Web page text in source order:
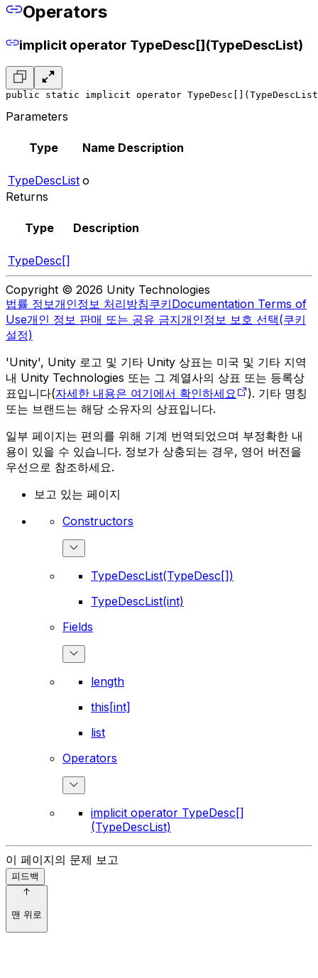
Operators
implicit operator TypeDesc[](TypeDescList)
public static implicit operator
Parameters
Type Name Description
TypeDescList o
Returns
Type Description
TypeDesc[]
Copyright © 2026 Unity Technologies
법률 정보개인정보 처리방침쿠키Documentation Terms of
Use개인 정보 판매 또는 공유 금지개인정보 보호 선택(쿠키
설정)
'Unity', Unity 로고 및 기타 Unity 상표는 미국 및 기타 지역
내 Unity Technologies 또는 그 계열사의 상표 또는 등록상
표입니다(자세한 내용은 여기에서 확인하세요
). 기타 명칭
또는 브랜드는 해당 소유자의 상표입니다.
일부 페이지는 편의를 위해 기계 번역되었으며 부정확한 내
용이 있을 수 있습니다. 정보가 상충되는 경우, 영어 버전을
우선으로 참조하세요.
보고 있는 페이지
Constructors
TypeDescList(TypeDesc[])
TypeDescList(int)
Fields
length
this[int]
list
Operators
implicit operator TypeDesc[]
(TypeDescList)
이 페이지의 문제 보고
피드백
맨 위로